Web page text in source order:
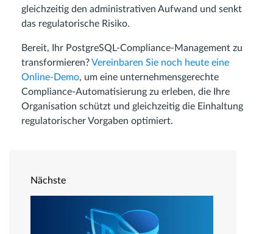
gleichzeitig den administrativen Aufwand und senkt
das regulatorische Risiko.
Bereit, Ihr PostgreSQL-Compliance-Management zu
transformieren?Vereinbaren Sie noch heute eine
Online-Demo, um eine unternehmensgerechte
Compliance-Automatisierung zu erleben, die Ihre
Organisation schützt und gleichzeitig die Einhaltung
regulatorischer Vorgaben optimiert.
Nächste